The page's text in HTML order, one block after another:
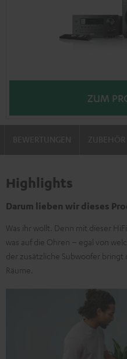
ZUM
Highlights
Darum lieben wir dieses
Was ihr wollt. Denn mit dieser
was auf die Ohren – egal von
der zusätzliche Subwoofer
Räume.